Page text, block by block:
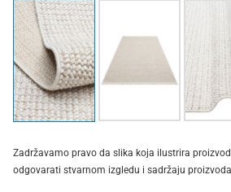
Zadržavamo pravo da slika koja ilustrira
odgovarati stvarnom izgledu i sadržaju